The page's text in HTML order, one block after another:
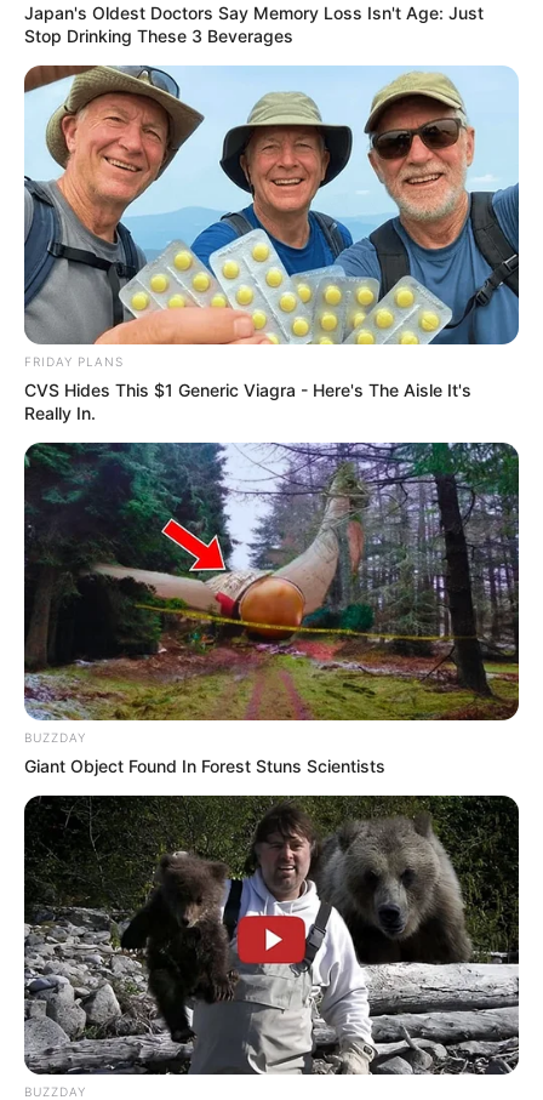
Japan's Oldest Doctors Say Memory Loss Isn't Age: Just
Stop Drinking These 3 Beverages
FRIDAY PLANS
CVS Hides This $1 Generic Viagra - Here's The Aisle It's
Really In.
BUZZDAY
Giant Object Found In Forest Stuns Scientists
BUZZDAY